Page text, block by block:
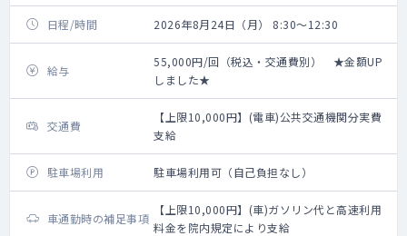
日程/時間 2026年8月24日（月） 8:30～12:30
給与
55,000円/回（税込・交通費別） ★金額UP
しました★
交通費
【上限10,000円】(電車)公共交通機関分実費
支給
駐車場利用 駐車場利用可（自己負担なし）
車通勤時の補足事項
【上限10,000円】(車)ガソリン代と高速利用
料金を院内規定により支給